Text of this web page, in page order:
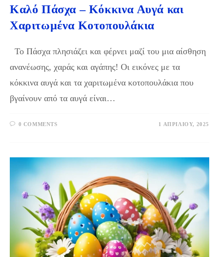
Καλό Πάσχα – Κόκκινα Αυγά και
Χαριτωμένα Κοτοπουλάκια
Το Πάσχα πλησιάζει και φέρνει μαζί του μια αίσθηση
ανανέωσης, χαράς και αγάπης! Οι εικόνες με τα
κόκκινα αυγά και τα χαριτωμένα κοτοπουλάκια που
βγαίνουν από τα αυγά είναι…
0 COMMENTS 1 ΑΠΡΙΛΊΟΥ, 2025